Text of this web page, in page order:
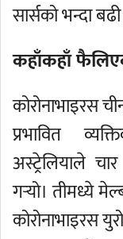
सार्सको भन्दा
कहाँकहाँ
कोरोनाभाइरस
प्रभावित
अस्ट्रेलियाले
गर्‍यो। तीमध्ये
कोरोनाभाइरस